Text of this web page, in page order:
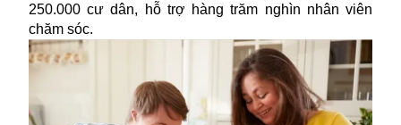
250.000 cư dân, hỗ trợ hàng trăm nghìn nhân viên
chăm sóc.